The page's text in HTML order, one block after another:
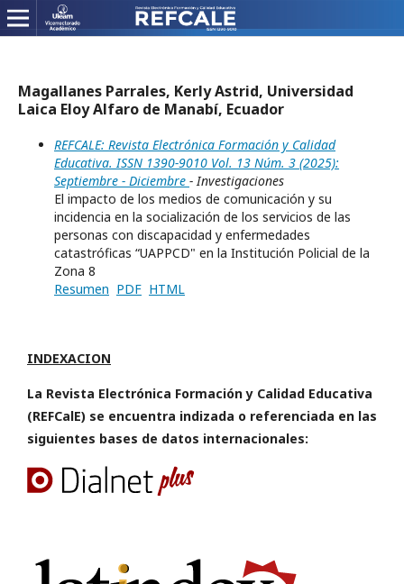
Magallanes Parrales, Kerly Astrid, Universidad
Laica Eloy Alfaro de Manabí, Ecuador
REFCALE: Revista Electrónica Formación y Calidad
Educativa. ISSN 1390-9010 Vol. 13 Núm. 3 (2025):
Septiembre - Diciembre - Investigaciones
El impacto de los medios de comunicación y su
incidencia en la socialización de los servicios de las
personas con discapacidad y enfermedades
catastróficas “UAPPCD" en la Institución Policial de la
Zona 8
Resumen PDF HTML
INDEXACION
La Revista Electrónica Formación y Calidad Educativa
(REFCalE) se encuentra indizada o referenciada en las
siguientes bases de datos internacionales: